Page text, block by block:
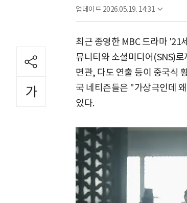
업데이트 2026.05.19. 14:31
최근 종영한 MBC 드라마 '21
뮤니티와 소셜미디어(SNS)
면관, 다도 연출 등이 중국식
국 네티즌들은 "가상극인데
있다.